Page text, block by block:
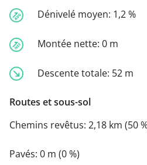
Dénivelé moyen: 1,2 %
Montée nette: 0 m
Descente totale: 52 m
Routes et sous-sol
Chemins revêtus: 2,18 km (50
Pavés: 0 m (0 %)